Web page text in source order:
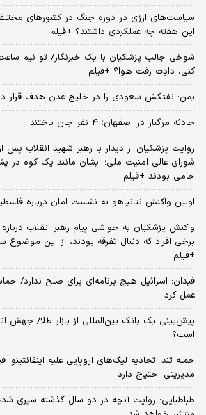
سیاست‌های ارزی در دوره جنگ در کشورهای
این هفته چه عملکردی داشتند؟ +فیلم
شوخی جالب پزشکیان با یک خبرنگار/ تو نیم
کنی، دادِت رفت هوا؟ +فیلم
یمن: نفتکش سعودی را در خلیج عدن هدف قرار
حادثه مرگبار در اصفهان؛ ۴ نفر جان باختند
روایت پزشکیان از دیدار با رهبر شهید انقلاب پس
شورای عالی امنیت ملی؛ ایشان مانند یک کوه در
حامی بودند +فیلم
اولین واکنش نتانیاهو به نشست امان درباره
واکنش پزشکیان به حواشی پیام رهبر انقلاب
برخی افراد که دنبال تفرقه بودند، از این موضوع
+فیلم
فیدان: اسرائیل هیچ برنامه‌ای برای صلح ندارد/
عمل کرد
پیش‌بینی یک بانک بین‌المللی از بازار طلا/ جهش
است؟
حمله تند اتحادیه لیگ‌های اروپایی علیه اینفانتینو:
مدیریتی احتیاج دارد
طباطبایی: روایت آنچه در دو سال گذشته سپری